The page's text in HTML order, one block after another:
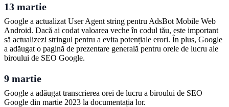
13 martie
Google a actualizat User Agent string pentru AdsBot Mobile Web
Android. Dacă ai codat valoarea veche în codul tău, este important
să actualizezi stringul pentru a evita potențiale erori. În plus, Google
a adăugat o pagină de prezentare generală pentru orele de lucru ale
biroului de SEO Google.
9 martie
Google a adăugat transcrierea orei de lucru a biroului de SEO
Google din martie 2023 la documentația lor.